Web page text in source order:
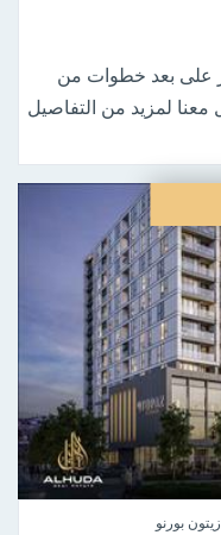
على بعد خطوات من
معنا لمزيد من التفاصيل
زيتون بورنو